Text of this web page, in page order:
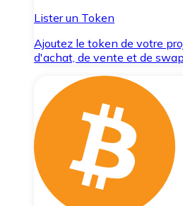
Lister un Token
Ajoutez le token de votre
d'achat, de vente et de